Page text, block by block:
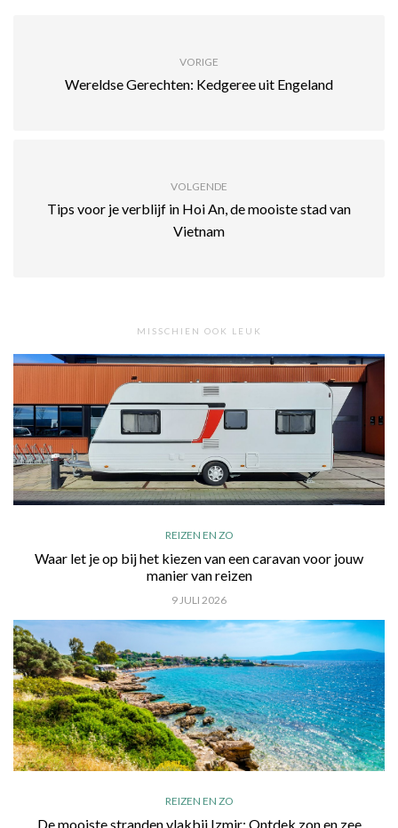
VORIGE
Wereldse Gerechten: Kedgeree uit Engeland
VOLGENDE
Tips voor je verblijf in Hoi An, de mooiste stad van
Vietnam
MISSCHIEN OOK LEUK
REIZEN EN ZO
Waar let je op bij het kiezen van een caravan voor jouw
manier van reizen
9 JULI 2026
REIZEN EN ZO
De mooiste stranden vlakbij Izmir: Ontdek zon en zee